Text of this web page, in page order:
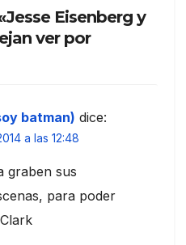
Eisenberg y
ver por
batman) dice:
a las 12:48
graben sus
para poder